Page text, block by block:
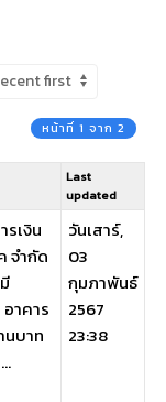
หน้าที่ 1 จาก 2
Last
updated
รเงิน
จำกัด
าคาร
นบาท
วันเสาร์,
03
กุมภาพันธ์
2567
23:38